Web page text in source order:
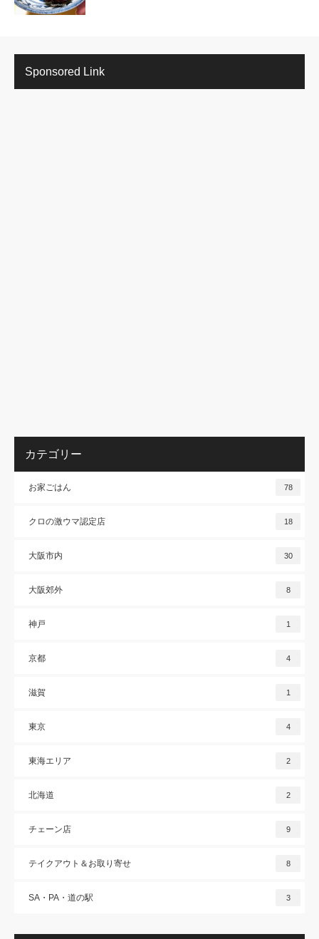
Sponsored Link
カテゴリー
お家ごはん 78
クロの激ウマ認定店 18
大阪市内 30
大阪郊外 8
神戸 1
京都 4
滋賀 1
東京 4
東海エリア 2
北海道 2
チェーン店 9
テイクアウト＆お取り寄せ 8
SA・PA・道の駅 3